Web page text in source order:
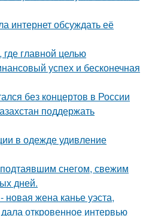
интернет обсуждать её
главной целью
успех и бесконечная
без концертов в России
поддержать
в одежде удивление
снегом, свежим
дней.
жена канье уэста,
откровенное интервью